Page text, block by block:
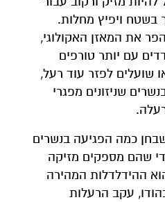
בשטח ויפיץ מחלות.
את המאזן האקולוגי,
עם יותר טורפים
שועלים לפזר עוד רעל,
שניזונים מפגרי
כמה הפגיעה בנשרים
שהם מספקים מזיקה
ההידלדלות המהירה
עקב הרעלות